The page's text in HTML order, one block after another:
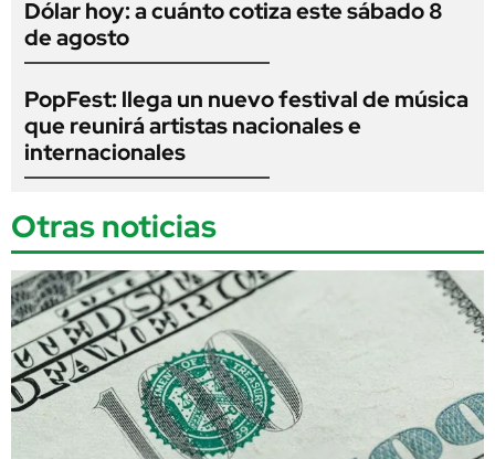
Dólar hoy: a cuánto cotiza este sábado 8
de agosto
PopFest: llega un nuevo festival de música
que reunirá artistas nacionales e
internacionales
Otras noticias